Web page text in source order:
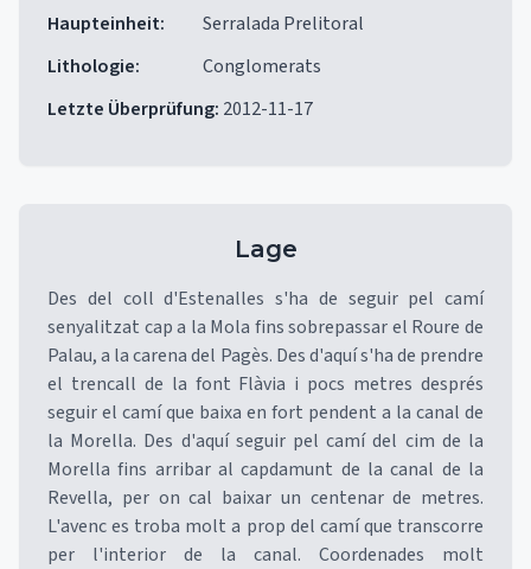
Haupteinheit:
Serralada Prelitoral
Lithologie:
Conglomerats
Letzte Überprüfung: 2012-11-17
Lage
Des del coll d'Estenalles s'ha de seguir pel camí
senyalitzat cap a la Mola fins sobrepassar el Roure de
Palau, a la carena del Pagès. Des d'aquí s'ha de prendre
el trencall de la font Flàvia i pocs metres després
seguir el camí que baixa en fort pendent a la canal de
la Morella. Des d'aquí seguir pel camí del cim de la
Morella fins arribar al capdamunt de la canal de la
Revella, per on cal baixar un centenar de metres.
L'avenc es troba molt a prop del camí que transcorre
per l'interior de la canal. Coordenades molt